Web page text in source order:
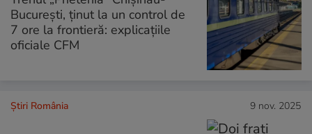
București, ținut la un control de
7 ore la frontieră: explicațiile
oficiale CFM
Știri România 9 nov. 2025